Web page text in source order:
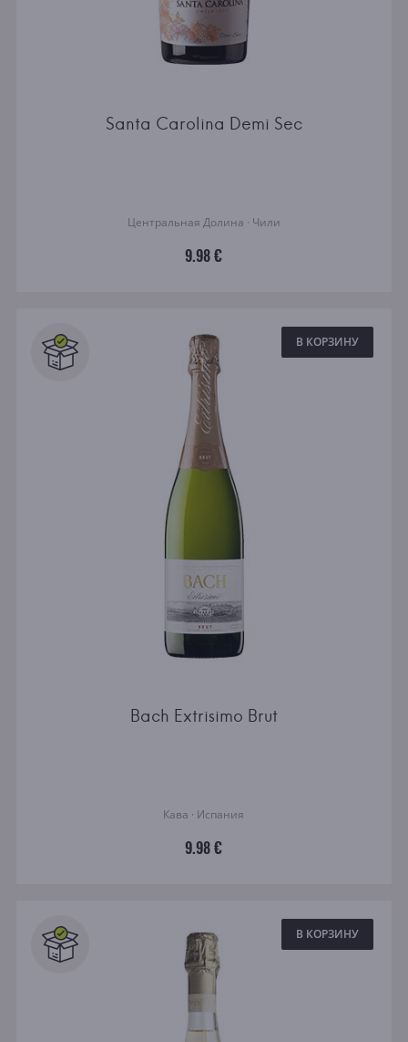
Santa Carolina Demi Sec
Центральная Долина · Чили
9.98 €
В КОРЗИНУ
Bach Extrisimo Brut
Кава · Испания
9.98 €
В КОРЗИНУ